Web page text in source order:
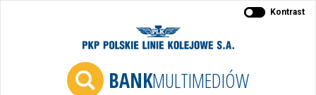
BANKMULTIMEDIÓW
Kontrast